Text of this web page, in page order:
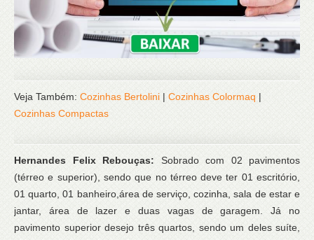
Veja Também: Cozinhas Bertolini | Cozinhas Colormaq |
Cozinhas Compactas
Hernandes Felix Rebouças: Sobrado com 02 pavimentos
(térreo e superior), sendo que no térreo deve ter 01 escritório,
01 quarto, 01 banheiro,área de serviço, cozinha, sala de estar e
jantar, área de lazer e duas vagas de garagem. Já no
pavimento superior desejo três quartos, sendo um deles suíte,